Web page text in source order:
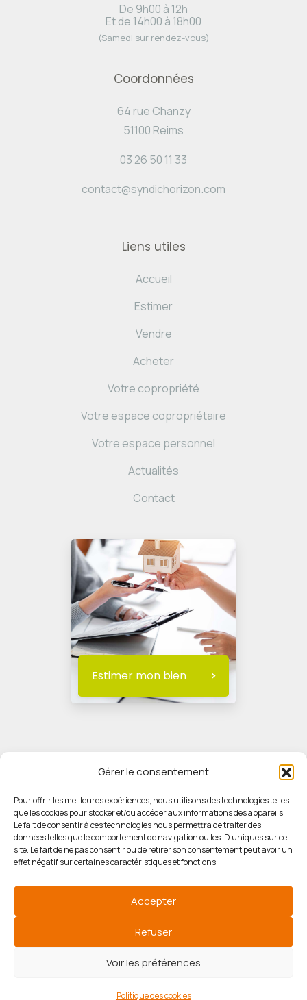
Gérer le consentement
Pour offrir les meilleures expériences, nous utilisons des technologies telles
que les cookies pour stocker et/ou accéder aux informations des appareils.
Le fait de consentir à ces technologies nous permettra de traiter des
données telles que le comportement de navigation ou les ID uniques sur ce
site. Le fait de ne pas consentir ou de retirer son consentement peut avoir un
effet négatif sur certaines caractéristiques et fonctions.
Accepter
Refuser
Voir les préférences
Politique des cookies
De 9h00 à 12h
Et de 14h00 à 18h00
(Samedi sur rendez-vous)
Coordonnées
64 rue Chanzy
51100 Reims
03 26 50 11 33
contact@syndichorizon.com
Liens utiles
Accueil
Estimer
Vendre
Acheter
Votre copropriété
Votre espace copropriétaire
Votre espace personnel
Actualités
Contact
Estimer mon bien
© HORIZON IMMOBILIER
Mentions légales
Politique des cookies